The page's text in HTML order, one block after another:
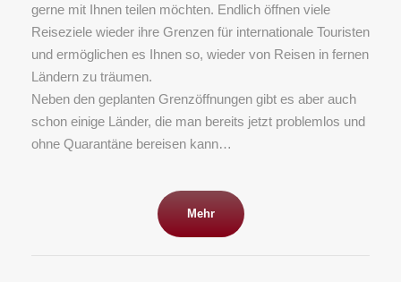
gerne mit Ihnen teilen möchten. Endlich öffnen viele
Reiseziele wieder ihre Grenzen für internationale Touristen
und ermöglichen es Ihnen so, wieder von Reisen in fernen
Ländern zu träumen.
Neben den geplanten Grenzöffnungen gibt es aber auch
schon einige Länder, die man bereits jetzt problemlos und
ohne Quarantäne bereisen kann…
Mehr